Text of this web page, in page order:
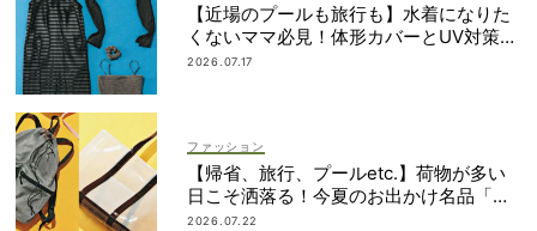
【近場のプールも旅行も】水着になりた
くないママ必見！体形カバーとUV対策を
両立するマルチウェア速報
2026.07.17
ファッション
【帰省、旅行、プールetc.】荷物が多い
日こそ洒落る！今夏のお出かけ名品「ト
ート＆リュック」５選
2026.07.22